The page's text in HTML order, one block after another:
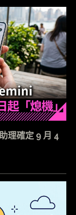
理確定 9 月 4